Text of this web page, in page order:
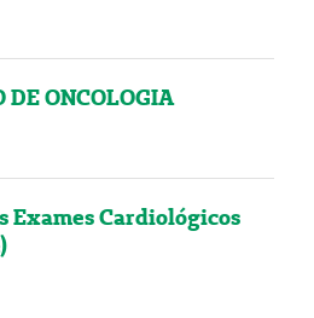
DE ONCOLOGIA
Exames Cardiológicos